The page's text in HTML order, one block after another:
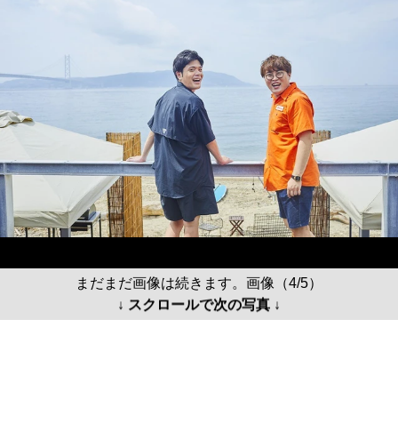
まだまだ画像は続きます。画像（4/5）
↓ スクロールで次の写真 ↓